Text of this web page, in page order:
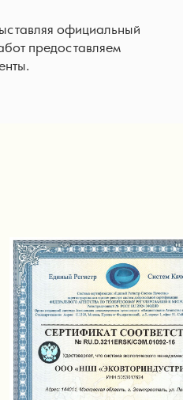
официальный
предоставляем